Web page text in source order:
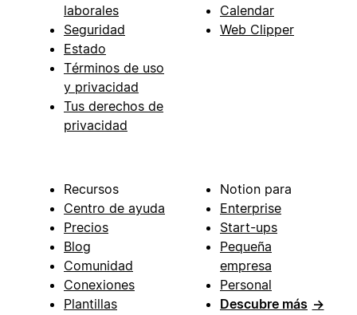
laborales
Seguridad
Estado
Términos de uso
y privacidad
Tus derechos de
privacidad
Calendar
Web Clipper
Recursos
Centro de ayuda
Precios
Blog
Comunidad
Conexiones
Plantillas
Notion para
Enterprise
Start-ups
Pequeña
empresa
Personal
Descubre más →